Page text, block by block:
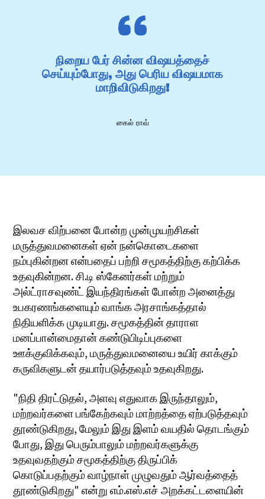
நிறைய பேர் சின்ன விஷயத்தைச்
செய்யும்போது, அது பெரிய விஷயமாக
மாறிவிடுகிறது!
கைல் ராவ்
இலவச விற்பனை போன்ற முன்முயற்சிகள்
மருத்துவமனைகள் ஏன் நன்கொடைகளை
நம்புகின்றன என்பதைப் பற்றி சமூகத்திற்கு கற்பிக்க
உதவுகின்றன. சி.டி ஸ்கேனர்கள் மற்றும்
அல்ட்ராசவுண்ட் இயந்திரங்கள் போன்ற அனைத்து
உபகரணங்களையும் வாங்க அரசாங்கத்தால்
நிதியளிக்க முடியாது. சமூகத்தின் தாராள
மனப்பான்மைதான் கண்டுபிடிப்புகளை
ஊக்குவிக்கவும், மருத்துவமனையை உயிர் காக்கும்
கருவிகளுடன் தயார்படுத்தவும் உதவுகிறது.
"நிதி திரட்டுதல், அளவு எதுவாக இருந்தாலும்,
மற்றவர்களை பங்கேற்கவும் மாற்றத்தை ஏற்படுத்தவும்
தூண்டுகிறது, மேலும் இது இளம் வயதில் தொடங்கும்
போது, இது பெரும்பாலும் மற்றவர்களுக்கு
உதவுவதற்கும் சமூகத்திற்கு திருப்பிக்
கொடுப்பதற்கும் வாழ்நாள் முழுவதும் ஆர்வத்தைத்
தூண்டுகிறது" என்று எம்.எஸ்.எச் அறக்கட்டளையின்